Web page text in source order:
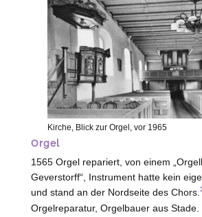
Kirche, Blick zur Orgel, vor 1965
Orgel
1565 Orgel repariert, von einem
Geverstorff“, Instrument hatte kein
und stand an der Nordseite des Chors.
Orgelreparatur, Orgelbauer aus Stade.